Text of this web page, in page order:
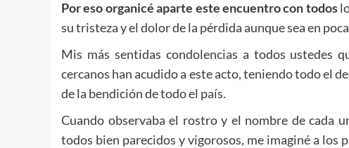
Por eso organicé aparte este encuentro con todos
su tristeza y el dolor de la pérdida aunque sea en
Mis más sentidas condolencias a todos ustedes
cercanos han acudido a este acto, teniendo todo el
de la bendición de todo el país.
Cuando observaba el rostro y el nombre de cada
todos bien parecidos y vigorosos, me imaginé a los